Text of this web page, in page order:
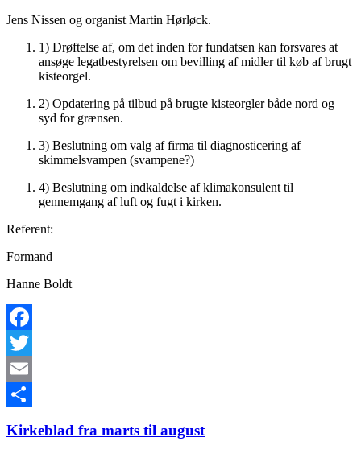
Jens Nissen og organist Martin Hørløck.
1) Drøftelse af, om det inden for fundatsen kan forsvares at
ansøge legatbestyrelsen om bevilling af midler til køb af brugt
kisteorgel.
2) Opdatering på tilbud på brugte kisteorgler både nord og
syd for grænsen.
3) Beslutning om valg af firma til diagnosticering af
skimmelsvampen (svampene?)
4) Beslutning om indkaldelse af klimakonsulent til
gennemgang af luft og fugt i kirken.
Referent:
Formand
Hanne Boldt
Facebook
Twitter
Email
Kirkeblad fra marts til august